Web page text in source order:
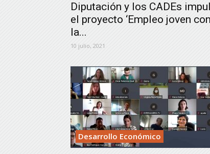
Diputación y los CADEs
el proyecto ‘Empleo joven
la...
10 julio, 2021
Desarrollo Económico